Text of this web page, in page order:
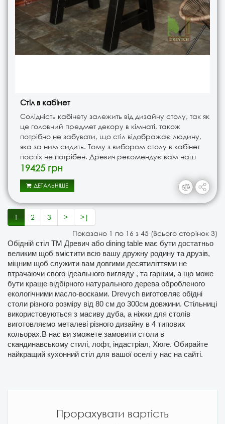
Стіл в кабінет
Солідність кабінету залежить від дизайну столу, так як
це головний предмет декору в кімнаті, також
потрібно не забувати, що стіл відображає людину,
яка за ним сидить. Тому з вибором столу в кабінет
поспіх не потрібен. Древич рекомендує вам наш
ексклюзивний стіл з ясеня, для кабінету в
19425 грн
ДЕТАЛЬНІШЕ
1 2 3 >
>|
Показано 1 по 16 з 45 (Всього сторінок 3)
Обідній стіл ТМ Древич або dining table має бути достатньо
великим щоб вмістити всю вашу дружну родину та друзів,
міцним щоб служити вам довгими десятиліттями не
втрачаючи свого ідеального вигляду , та гарним, а що може
бути краще відбірного натурального дерева обробленого
екологічними масло-восками. Drevych виготовляє обідні
столи різного розміру від 80 см до 300см довжини. Стільниці
використовуються з масиву дуба, а ніжки для столів
виготовляємо металеві різного дизайну в 4 типових
кольорах.В нас ви зможете замовити столи в
скандинавському стилі, лофт, індастріал, Хюге. Обирайте
найкращий кухонний стіл для вашої оселі у нас на сайті.
Прорахувати вартість